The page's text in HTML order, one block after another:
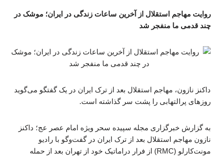
روایت مهاجم استقلال از آخرین ساعات زندگی در ایران؛ موشک در
چند قدمی ما منفجر شد
داکنز نازون، مهاجم استقلال بعد از ترک ایران در یک گفتگو می‌گوید
روزهای پرالتهابی را پشت سر گذاشته است.
به گزارش خبرگزاری مجله سپیده سحر ویژه امام عصر عج؛ داکنز
نازون مهاجم استقلال بعد از ترک ایران در گفت‌وگو با رادیو
مونت‌کارلو (RMC) از فرار دراماتیک خود از تهران بعد از حمله